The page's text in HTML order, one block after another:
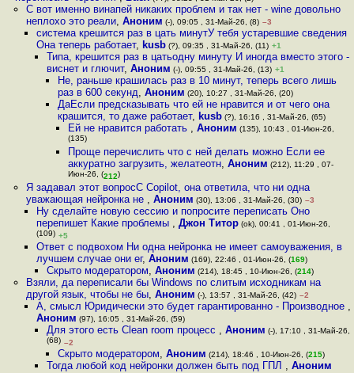
С вот именно винапей никаких проблем и так нет - wine довольно
неплохо это реали, Аноним (-), 09:05 , 31-Май-26, (8) –3
система крешится раз в цать минутУ тебя устаревшие сведения
Она теперь работает, kusb(?), 09:35 , 31-Май-26, (11) +1
Типа, крешится раз в цатьодну минуту И иногда вместо этого -
виснет и глючит,Аноним (-), 09:55 , 31-Май-26, (13) +1
Не, раньше крашилась раз в 10 минут, теперь всего лишь
раз в 600 секунд, Аноним (20), 10:27 , 31-Май-26, (20)
ДаЕсли предсказывать что ей не нравится и от чего она
крашится, то даже работает, kusb(?), 16:16 , 31-Май-26, (65)
Ей не нравится работать , Аноним (135), 10:43 , 01-Июн-26,
(135)
Проще перечислить что с ней делать можно Если ее
аккуратно загрузить, желатеотн, Аноним (212), 11:29 , 07-
Июн-26, (212)
Я задавал этот вопросC Copilot, она ответила, что ни одна
уважающая нейронка не , Аноним (30), 13:06 , 31-Май-26, (30) –3
Ну сделайте новую сессию и попросите переписать Оно
перепишет Какие проблемы , Джон Титор(ok), 00:41 , 01-Июн-26,
(109) +5
Ответ с подвохом Ни одна нейронка не имеет самоуважения, в
лучшем случае они ег, Аноним (169), 22:46 , 01-Июн-26, (169)
Скрыто модератором,Аноним (214), 18:45 , 10-Июн-26, (214)
Взяли, да переписали бы Windows по слитым исходникам на
другой язык, чтобы не бы, Аноним (-), 13:57 , 31-Май-26, (42) –2
А, смысл Юридически это будет гарантированно - Производное ,
Аноним (97), 16:05 , 31-Май-26, (59)
Для этого есть Clean room процесс ,Аноним (-), 17:10 , 31-Май-26,
(68) –2
Скрыто модератором, Аноним (214), 18:46 , 10-Июн-26, (215)
Тогда любой код нейронки должен быть под ГПЛ ,Аноним